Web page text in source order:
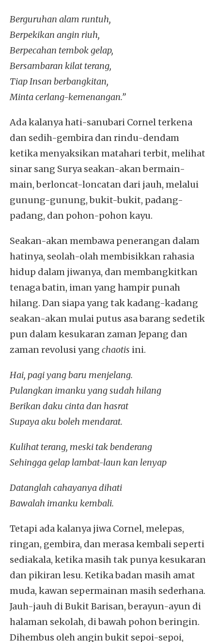
Berguruhan alam runtuh,
Berpekikan angin riuh,
Berpecahan tembok gelap,
Bersambaran kilat terang,
Tiap Insan berbangkitan,
Minta cerlang-kemenangan.”
Ada kalanya hati-sanubari Cornel terkena
dan sedih-gembira dan rindu-dendam
ketika menyaksikan matahari terbit, melihat
sinar sang Surya seakan-akan bermain-
main, berloncat-loncatan dari jauh, melalui
gunung-gunung, bukit-bukit, padang-
padang, dan pohon-pohon kayu.
Seakan-akan membawa penerangan dalam
hatinya, seolah-olah membisikkan rahasia
hidup dalam jiwanya, dan membangkitkan
tenaga batin, iman yang hampir punah
hilang. Dan siapa yang tak kadang-kadang
seakan-akan mulai putus asa barang sedetik
pun dalam kesukaran zaman Jepang dan
zaman revolusi yang chaotis ini.
Hai, pagi yang baru menjelang.
Pulangkan imanku yang sudah hilang
Berikan daku cinta dan hasrat
Supaya aku boleh mendarat.
Kulihat terang, meski tak benderang
Sehingga gelap lambat-laun kan lenyap
Datanglah cahayanya dihati
Bawalah imanku kembali.
Tetapi ada kalanya jiwa Cornel, melepas,
ringan, gembira, dan merasa kembali seperti
sediakala, ketika masih tak punya kesukaran
dan pikiran lesu. Ketika badan masih amat
muda, kawan sepermainan masih sederhana.
Jauh-jauh di Bukit Barisan, berayun-ayun di
halaman sekolah, di bawah pohon beringin.
Dihembus oleh angin bukit sepoi-sepoi,